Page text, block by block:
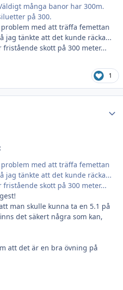
många banor har 300m.
på 300.
med att träffa femettan
jag tänkte att det kunde räcka...
skott på 300 meter...
1
med att träffa femettan
jag tänkte att det kunde räcka...
skott på 300 meter...
man skulle kunna ta en 5.1 på
det säkert några som kan,
att det är en bra övning på